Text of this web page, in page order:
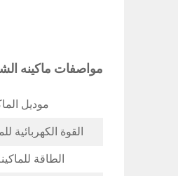
مواصفات ماكينه الشرنك
موديل
القوة الكهربائية
الطاقة للماكينه 2